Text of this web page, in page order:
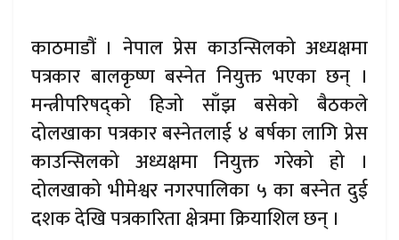
काठमाडौं । नेपाल प्रेस काउन्सिलको अध्यक्षमा
पत्रकार बालकृष्ण बस्नेत नियुक्त भएका छन् ।
मन्त्रीपरिषद्को हिजो साँझ बसेको बैठकले
दोलखाका पत्रकार बस्नेतलाई ४ बर्षका लागि प्रेस
काउन्सिलको अध्यक्षमा नियुक्त गरेको हो ।
दोलखाको भीमेश्वर नगरपालिका ५ का बस्नेत दुई
दशक देखि पत्रकारिता क्षेत्रमा क्रियाशिल छन् ।